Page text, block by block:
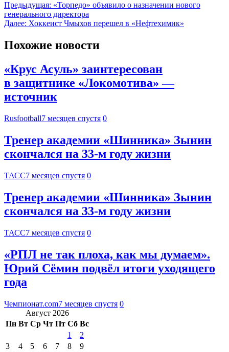
Предыдущая: «Торпедо» объявило о назначении нового
генерального директора
Далее: Хоккеист Чмыхов перешел в «Нефтехимик»
Похожие новости
«Крус Асуль» заинтересован
в защитнике «Локомотива» —
источник
Rusfootball7 месяцев спустя 0
Тренер академии «Шинника» Зынин
скончался на 33-м году жизни
ТАСС7 месяцев спустя 0
Тренер академии «Шинника» Зынин
скончался на 33-м году жизни
ТАСС7 месяцев спустя 0
«РПЛ не так плоха, как мы думаем».
Юрий Сёмин подвёл итоги уходящего
года
Чемпионат.com7 месяцев спустя 0
Август 2026
Пн Вт Ср Чт Пт Сб Вс
1
2
3
4 5 6 7 8
9